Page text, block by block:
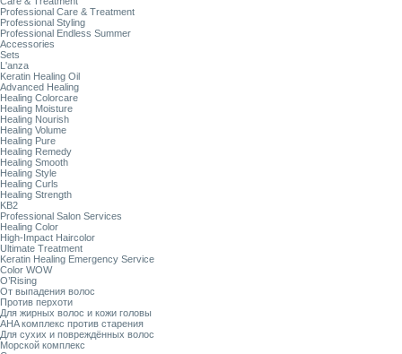
Professional Care & Treatment
Professional Styling
Professional Endless Summer
Accessories
Sets
L'anza
Keratin Healing Oil
Advanced Healing
Healing Colorcare
Healing Moisture
Healing Nourish
Healing Volume
Healing Pure
Healing Remedy
Healing Smooth
Healing Style
Healing Curls
Healing Strength
KB2
Professional Salon Services
Healing Color
High-Impact Haircolor
Ultimate Treatment
Keratin Healing Emergency Service
Color WOW
O’Rising
От выпадения волос
Против перхоти
Для жирных волос и кожи головы
AHA комплекс против старения
Для сухих и повреждённых волос
Морской комплекс